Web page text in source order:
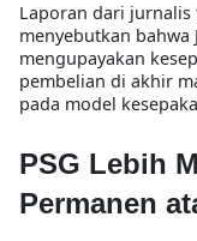
Laporan dari jurnalis
menyebutkan bahwa
mengupayakan
pembelian di akhir
pada model
PSG Lebih
Permanen